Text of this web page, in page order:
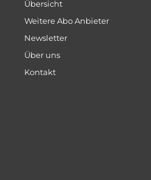
Übersicht
Weitere Abo Anbieter
Newsletter
Über uns
Kontakt